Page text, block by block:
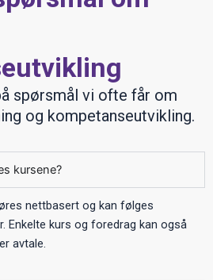
spørsmål vi ofte får om
og kompetanseutvikling.
kursene?
nettbasert og kan følges
Enkelte kurs og foredrag kan også
avtale.